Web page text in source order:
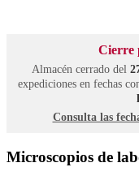
Cierre
Almacén cerrado del
expediciones en fechas
Consulta las
Microscopios de